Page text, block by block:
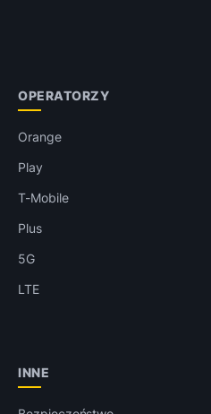
OPERATORZY
Orange
Play
T-Mobile
Plus
5G
LTE
INNE